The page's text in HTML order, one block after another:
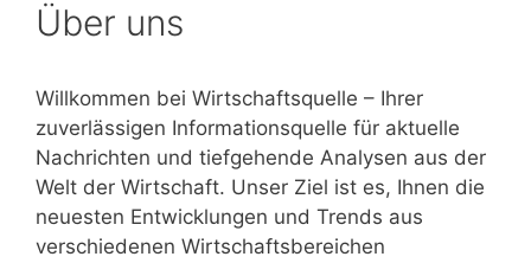
Über uns
Willkommen bei Wirtschaftsquelle – Ihrer
zuverlässigen Informationsquelle für aktuelle
Nachrichten und tiefgehende Analysen aus der
Welt der Wirtschaft. Unser Ziel ist es, Ihnen die
neuesten Entwicklungen und Trends aus
verschiedenen Wirtschaftsbereichen